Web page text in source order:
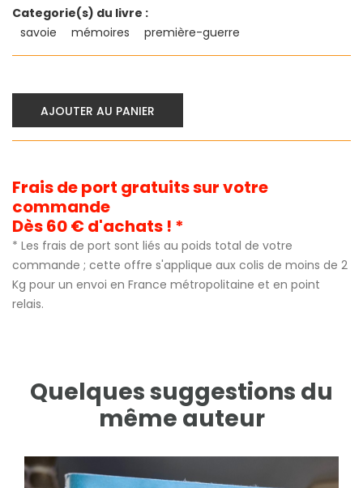
Categorie(s) du livre :
savoie
mémoires première-guerre
AJOUTER AU PANIER
Frais de port gratuits sur votre
commande
Dès 60 € d'achats ! *
* Les frais de port sont liés au poids total de votre
commande ; cette offre s'applique aux colis de moins de 2
Kg pour un envoi en France métropolitaine et en point
relais.
Quelques suggestions du
même auteur